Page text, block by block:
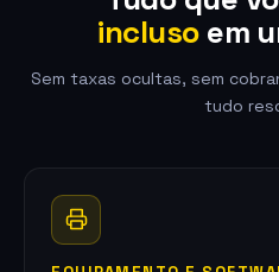
inclusoem
Sem taxas ocultas, sem
tudo